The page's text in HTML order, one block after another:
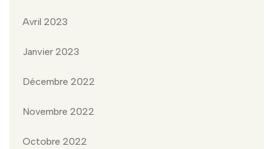
Avril 2023
Janvier 2023
Décembre 2022
Novembre 2022
Octobre 2022